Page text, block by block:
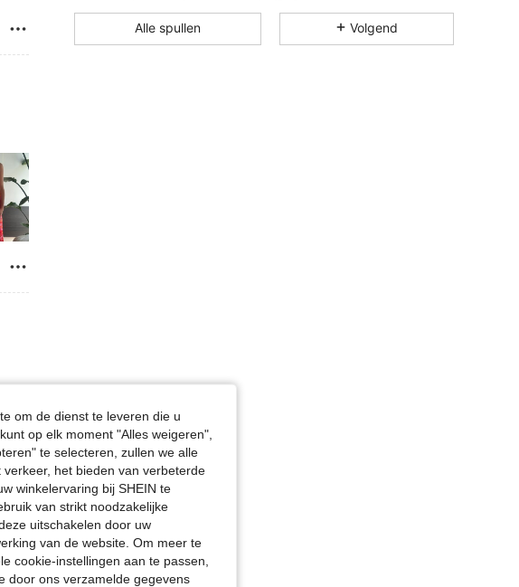
Alle spullen Volgend
om de dienst te leveren die u
op elk moment "Alles weigeren",
te selecteren, zullen we alle
het bieden van verbeterde
winkelervaring bij SHEIN te
van strikt noodzakelijke
uitschakelen door uw
van de website. Om meer te
cookie-instellingen aan te passen,
door ons verzamelde gegevens